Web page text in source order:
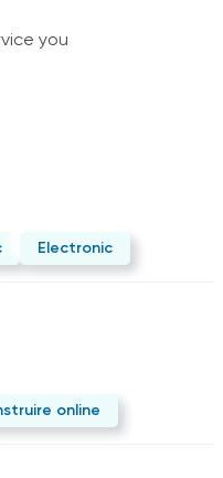
you
Electronic
online